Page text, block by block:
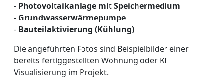
- Photovoltaikanlage mit Speichermedium
- Grundwasserwärmepumpe
- Bauteilaktivierung (Kühlung)
Die angeführten Fotos sind Beispielbilder einer
bereits fertiggestellten Wohnung oder KI
Visualisierung im Projekt.